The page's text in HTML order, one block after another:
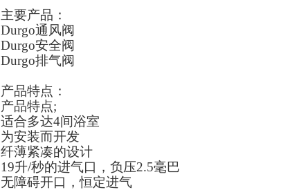
主要产品：
Durgo通风阀
Durgo安全阀
Durgo排气阀
产品特点：
产品特点;
适合多达4间浴室
为安装而开发
纤薄紧凑的设计
19升/秒的进气口，负压2.5毫巴
无障碍开口，恒定进气